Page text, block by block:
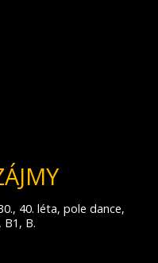
40. léta, pole dance,
B1, B.